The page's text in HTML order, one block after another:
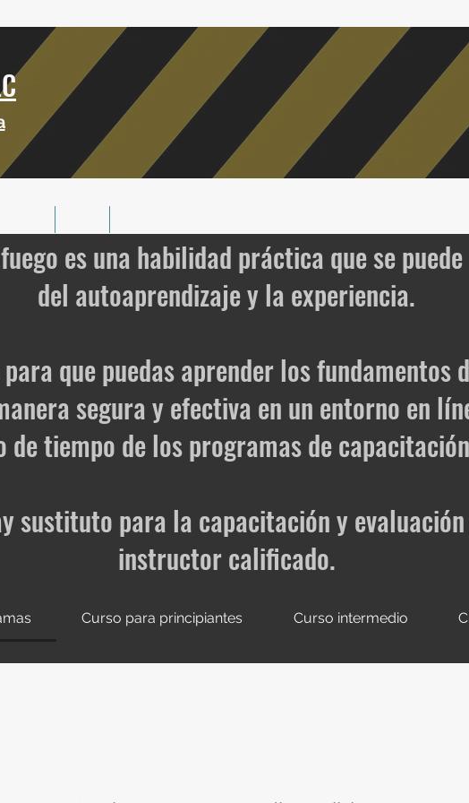
es una habilidad práctica que se
del autoaprendizaje y la experiencia.
que puedas aprender los fundamentos
segura y efectiva en un entorno en
de tiempo de los programas de
sustituto para la capacitación y
instructor calificado.
Curso para principiantes Curso intermedio